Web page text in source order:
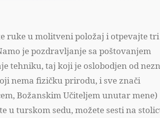
ruke u molitveni položaj i otpevajte
je pozdravljanje sa poštovanjem
tehniku, taj koji je oslobodjen od
nema fizičku prirodu, i sve znači
Božanskim Učiteljem unutar mene)
u turskom sedu, možete sesti na